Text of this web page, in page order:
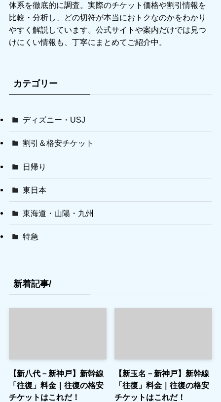
体系を徹底的に調査。実際のチケット価格や割引情報を
比較・分析し、どの切符が本当におトクなのかをわかり
やすく解説しています。公式サイトや案内だけでは見つ
けにくい情報も、丁寧にまとめてご紹介中。
カテゴリー
ディズニー・USJ
割引＆格安チケット
日帰り
東日本
東海道・山陽・九州
特急
新着記事/
【新八代－新神戸】新幹線
「往復」料金｜往復の格安
チケットはこれだ！
【新玉名－新神戸】新幹線
「往復」料金｜往復の格安
チケットはこれだ！